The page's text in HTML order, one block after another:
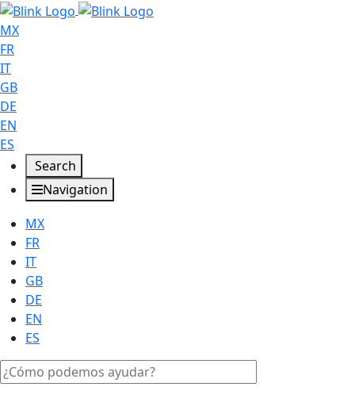
MX
FR
IT
GB
DE
EN
ES
Search
Navigation
MX
FR
IT
GB
DE
EN
ES